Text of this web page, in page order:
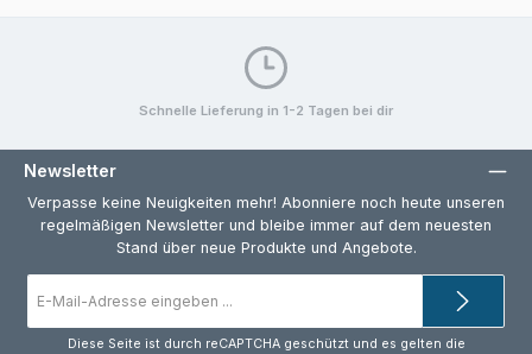
Schnelle Lieferung in 1-2 Tagen bei dir
Newsletter
Verpasse keine Neuigkeiten mehr! Abonniere noch heute unseren
regelmäßigen Newsletter und bleibe immer auf dem neuesten
Stand über neue Produkte und Angebote.
Mail-
*
Diese Seite ist durch reCAPTCHA geschützt und es gelten die